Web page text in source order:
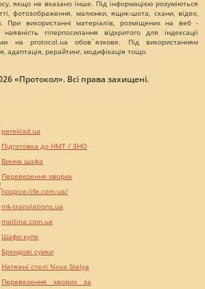
якщо не вказано інше. Під інформацією розуміються
фотозображення, малюнки, ящик-шота, скани, відео,
При використанні матеріалів, розміщених на веб -
гіперпосилання відкритого для індексації
на protocol.ua обов`язкове. Під використанням
адаптація, рерайтинг, модифікація тощо.
«Протокол». Всі права захищені.
pereklad.ua
Підготовка до НМТ / ЗНО
Винна шафа
Перевезення хворих
hospice-life.com.ua/
mk-translations.ua
maltina.com.ua
Шафи купе
Брендові сумки
Натяжні стелі Nova Stelya
Перевезення хворих за